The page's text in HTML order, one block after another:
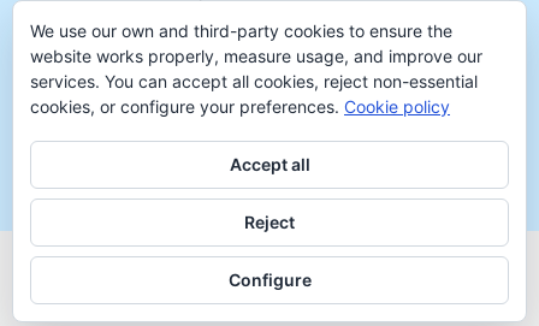
Colectivo NÓS: 5 anos de galeguismo e celtismo
| Colectivo NósenV Aniversario do Colectivo
NÓS
16/09/2018
[…] mil tempadas máis. E por iso convidámosvos a
Colectivo NÓS
Protección de datos
We use our own and third-party cookies to ensure the
website works properly, measure usage, and improve our
services. You can accept all cookies, reject non-essential
cookies, or configure your preferences. Cookie policy
Accept all
Reject
Configure